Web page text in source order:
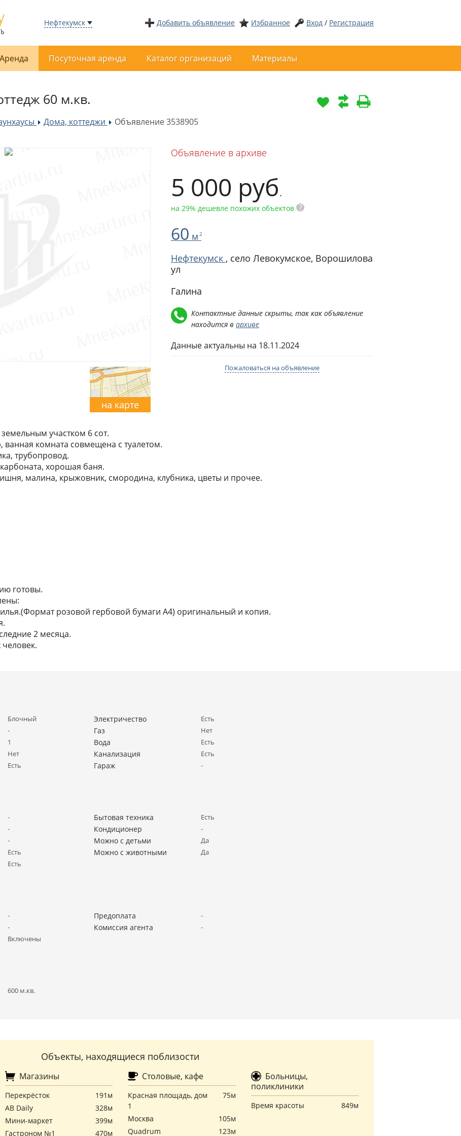
Нефтекумск Добавить объявление Избранное Вход / Регистрация
Аренда Посуточная аренда Каталог организаций Материалы
60 м.кв.
»
Дома, коттеджи »Объявление 3538905
на карте
Объявление в архиве
5 000 руб.
на 29% дешевле похожих объектов ?
60 м 2
Нефтекумск , село Левокумское, Ворошилова
ул
Галина
Контактные данные скрыты, так как объявление
находится в архиве
Данные актуальны на 18.11.2024
Пожаловаться на объявление
участком 6 сот.
комната совмещена с туалетом.
трубопровод.
хорошая баня.
малина, крыжовник, смородина, клубника, цветы и прочее.
готовы.
розовой гербовой бумаги А4) оригинальный и копия.
2 месяца.
Блочный
-
1
Нет
Есть
Электричество Есть
Газ Нет
Вода Есть
Канализация Есть
Гараж -
-
-
-
Есть
Есть
Бытовая техника Есть
Кондиционер -
Можно с детьми Да
Можно с животными Да
-
-
Включены
Предоплата -
Комиссия агента -
600 м.кв.
Объекты, находящиеся поблизости
Магазины
Перекрёсток
191м
АВ Daily
328м
Мини-маркет
399м
Гастроном №1
470м
Столовые, кафе
Красная площадь, дом
1
75м
Москва
105м
Quadrum
123м
Больницы,
поликлиники
Время красоты 849м